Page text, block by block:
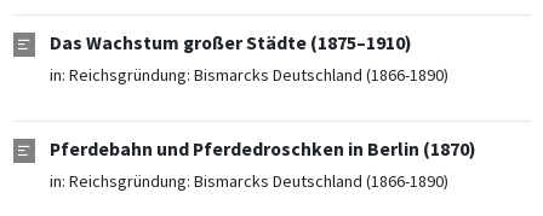
Das Wachstum großer Städte (1875–1910)
in: Reichsgründung: Bismarcks Deutschland (1866-1890)
Pferdebahn und Pferdedroschken in Berlin (1870)
in: Reichsgründung: Bismarcks Deutschland (1866-1890)